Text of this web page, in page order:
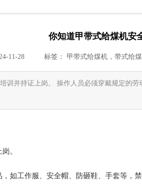
你知道甲带式给煤机安
11-28 标签： 甲带式给煤机，带式给
训并持证上岗。 操作人员必须穿戴规定的
。
如工作服、安全帽、防砸鞋、手套等，